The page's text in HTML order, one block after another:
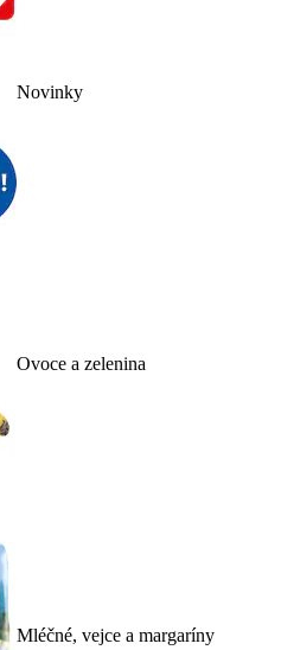
Novinky
Ovoce a zelenina
Mléčné, vejce a margaríny